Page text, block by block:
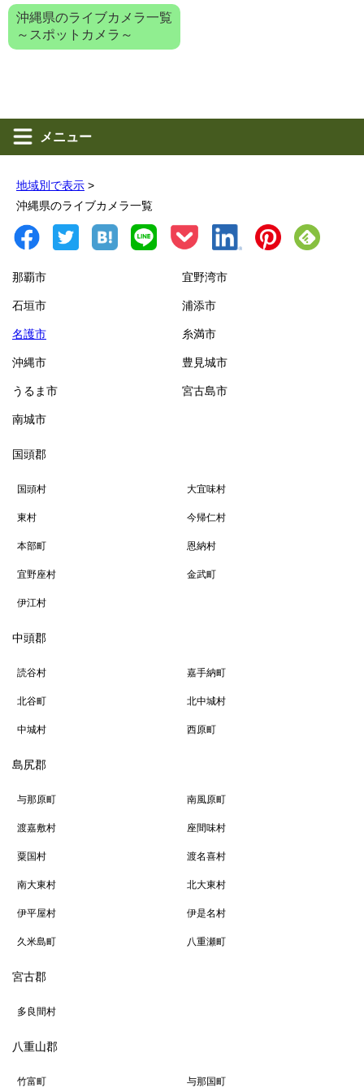
沖縄県のライブカメラ一覧
～スポットカメラ～
メニュー
地域別で表示 >
沖縄県のライブカメラ一覧
那覇市 宜野湾市
石垣市 浦添市
名護市 糸満市
沖縄市 豊見城市
うるま市 宮古島市
南城市
国頭郡
国頭村 大宜味村
東村 今帰仁村
本部町 恩納村
宜野座村 金武町
伊江村
中頭郡
読谷村 嘉手納町
北谷町 北中城村
中城村 西原町
島尻郡
与那原町 南風原町
渡嘉敷村 座間味村
粟国村 渡名喜村
南大東村 北大東村
伊平屋村 伊是名村
久米島町 八重瀬町
宮古郡
多良間村
八重山郡
竹富町 与那国町